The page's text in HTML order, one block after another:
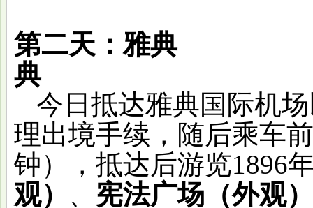
第二天：雅典
典
今日抵达雅典国际机
理出境手续，随后乘车
钟），抵达后游览1896
观） 、 宪法广场（外观）